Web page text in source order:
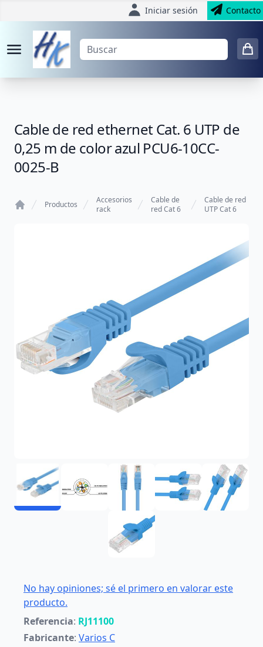
Iniciar sesión Contacto
Cable de red ethernet Cat. 6 UTP de
0,25 m de color azul PCU6-10CC-
0025-B
Productos
Accesorios
rack
Cable de
red Cat 6
Cable de red
UTP Cat 6
No hay opiniones; sé el primero en valorar este
producto.
Referencia: RJ11100
Fabricante: Varios C